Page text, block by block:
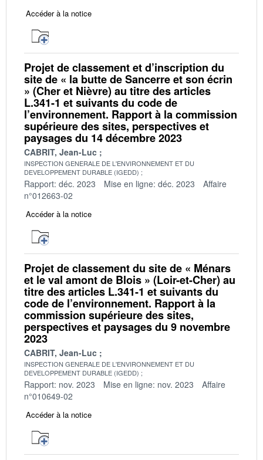
Accéder à la notice
Projet de classement et d’inscription du
site de « la butte de Sancerre et son écrin
» (Cher et Nièvre) au titre des articles
L.341-1 et suivants du code de
l’environnement. Rapport à la commission
supérieure des sites, perspectives et
paysages du 14 décembre 2023
CABRIT, Jean-Luc
INSPECTION GENERALE DE L'ENVIRONNEMENT ET DU
DEVELOPPEMENT DURABLE (IGEDD)
Rapport: déc. 2023 Mise en ligne: déc. 2023
Affaire
n°012663-02
Accéder à la notice
Projet de classement du site de « Ménars
et le val amont de Blois » (Loir-et-Cher) au
titre des articles L.341-1 et suivants du
code de l’environnement. Rapport à la
commission supérieure des sites,
perspectives et paysages du 9 novembre
2023
CABRIT, Jean-Luc
INSPECTION GENERALE DE L'ENVIRONNEMENT ET DU
DEVELOPPEMENT DURABLE (IGEDD)
Rapport: nov. 2023 Mise en ligne: nov. 2023
Affaire
n°010649-02
Accéder à la notice